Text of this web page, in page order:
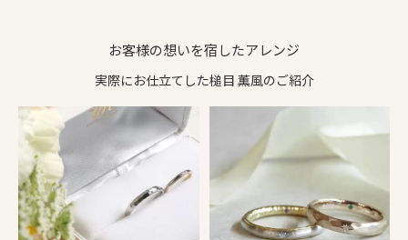
お客様の想いを宿したアレンジ
実際にお仕立てした槌目 薫風のご紹介